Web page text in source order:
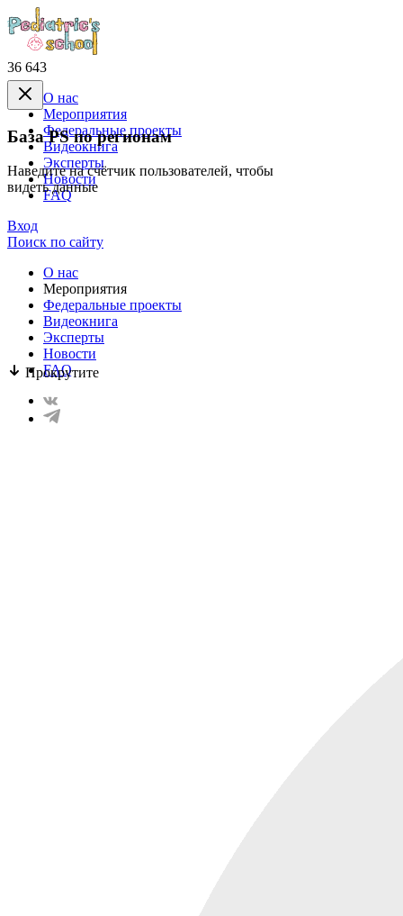
36 643
База PS по регионам
Наведите на счётчик пользователей, чтобы
видеть данные
Прокрутите
О нас
Mероприятия
Федеральные проекты
Видеокнига
Эксперты
Новости
FAQ
Вход
Поиск по сайту
О нас
Mероприятия
Федеральные проекты
Видеокнига
Эксперты
Новости
FAQ